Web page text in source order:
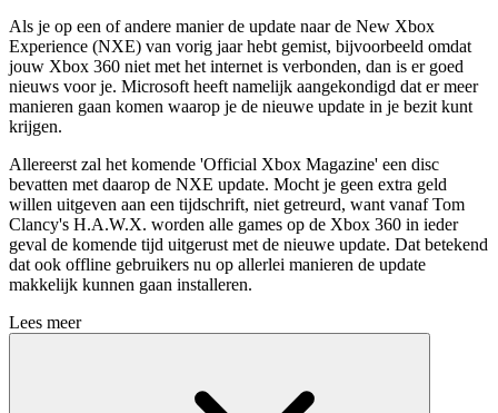
Als je op een of andere manier de update naar de New Xbox
Experience (NXE) van vorig jaar hebt gemist, bijvoorbeeld omdat
jouw Xbox 360 niet met het internet is verbonden, dan is er goed
nieuws voor je. Microsoft heeft namelijk aangekondigd dat er meer
manieren gaan komen waarop je de nieuwe update in je bezit kunt
krijgen.
Allereerst zal het komende 'Official Xbox Magazine' een disc
bevatten met daarop de NXE update. Mocht je geen extra geld
willen uitgeven aan een tijdschrift, niet getreurd, want vanaf Tom
Clancy's H.A.W.X. worden alle games op de Xbox 360 in ieder
geval de komende tijd uitgerust met de nieuwe update. Dat betekend
dat ook offline gebruikers nu op allerlei manieren de update
makkelijk kunnen gaan installeren.
Lees meer